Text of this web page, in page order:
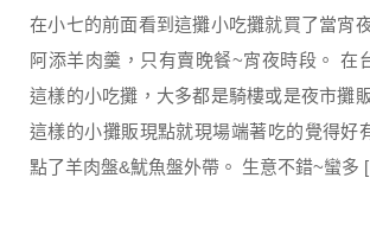
在小七的前面看到這攤小吃攤就買了當宵
阿添羊肉羹，只有賣晚餐~宵夜時段。 在
這樣的小吃攤，大多都是騎樓或是夜市攤
這樣的小攤販現點就現場端著吃的覺得好
點了羊肉盤&魷魚盤外帶。 生意不錯~蠻多